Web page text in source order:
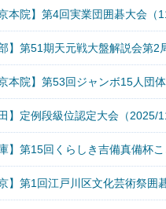
京本院】第4回実業団囲碁大会（
部】第51期天元戦大盤解説会第2
京本院】第53回ジャンボ15人団体
田】定例段級位認定大会（2025/
庫】第15回くらしき吉備真備杯
京】第1回江戸川区文化芸術祭囲